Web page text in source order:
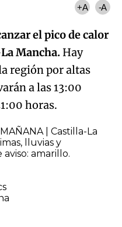
+A -A
el pico de calor
Mancha. Hay
región por altas
a las 13:00
horas.
| Castilla-La
lluvias y
amarillo.